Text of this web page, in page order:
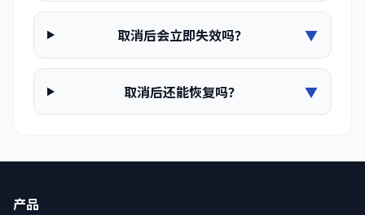
取消后会立即失效吗？ ▼
取消后还能恢复吗？ ▼
产品